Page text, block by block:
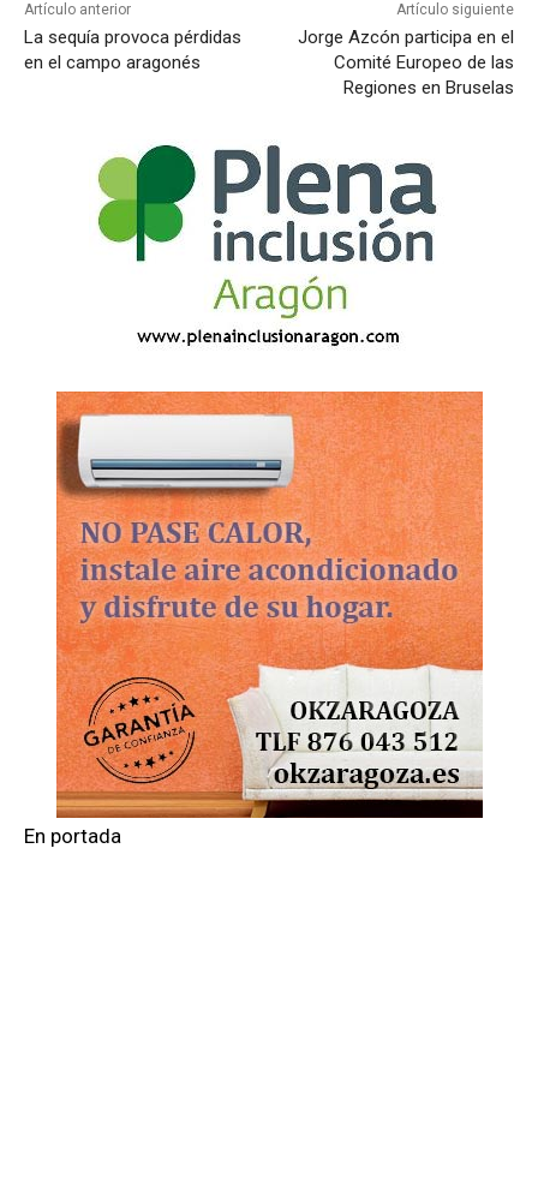
Artículo anterior
La sequía provoca pérdidas
en el campo aragonés
Artículo siguiente
Jorge Azcón participa en el
Comité Europeo de las
Regiones en Bruselas
En portada